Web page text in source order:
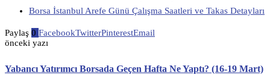
Borsa İstanbul Arefe Günü Çalışma Saatleri ve Takas Detayları
Paylaş 0 FacebookTwitterPinterestEmail
önceki yazı
Yabancı Yatırımcı Borsada Geçen Hafta Ne Yaptı? (16-19 Mart)